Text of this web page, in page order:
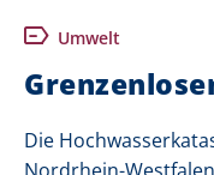
Umwelt
Die